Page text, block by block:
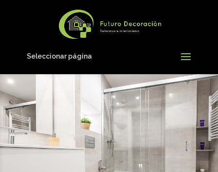
Seleccionar página
UN BAÑO DE ALTO STANDING